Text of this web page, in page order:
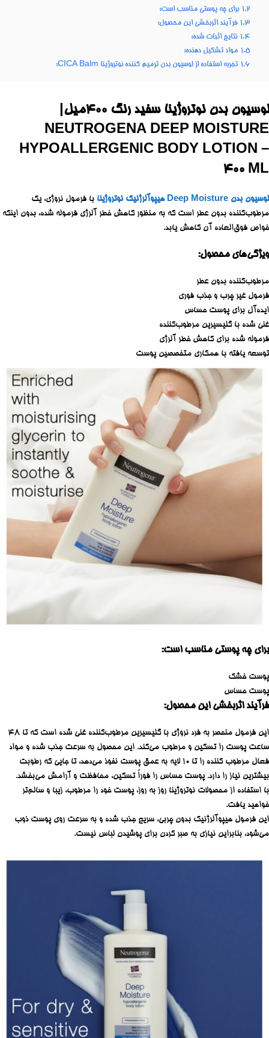
1.2 برای چه پوستی مناسب است:
1.3 فرآیند اثربخشی این محصول:
1.4 نتایج اثبات شده:
1.5 مواد تشکیل دهنده:
1.6 تجربه استفاده از لوسیون بدن ترمیم کننده نوتروژینا CICA Balm:
لوسیون بدن نوتروژینا سفید رنگ ۴۰۰میل|
NEUTROGENA DEEP MOISTURE
HYPOALLERGENIC BODY LOTION –
400 ML
لوسیون بدن Deep Moisture هیپوآلرژنیک نوتروژینا
با فرمول نروژی، یک
مرطوب‌کننده بدون عطر است که به منظور کاهش خطر آلرژی فرموله شده، بدون اینکه
خواص فوق‌العاده آن کاهش یابد.
ویژگی‌های محصول:
مرطوب‌کننده بدون عطر
فرمول غیر چرب و جذب فوری
ایده‌آل برای پوست حساس
غنی شده با گلیسیرین مرطوب‌کننده
فرموله شده برای کاهش خطر آلرژی
توسعه یافته با همکاری متخصصین پوست
برای چه پوستی مناسب است:
پوست خشک
پوست حساس
فرآیند اثربخشی این محصول:
این فرمول منحصر به فرد نروژی با گلیسیرین مرطوب‌کننده غنی شده است که تا 48
ساعت پوست را تسکین و مرطوب می‌کند. این محصول به سرعت جذب شده و مواد
فعال مرطوب کننده را تا 10 لایه به عمق پوست نفوذ می‌دهد، تا جایی که رطوبت
بیشترین نیاز را دارد. پوست حساس را فوراً تسکین، محافظت و آرامش می‌بخشد.
با استفاده از محصولات نوتروژینا روز به روز، پوست خود را مرطوب، زیبا و سالم‌تر
خواهید یافت.
این فرمول هیپوآلرژنیک بدون چربی، سریع جذب شده و به سرعت روی پوست ذوب
می‌شود، بنابراین نیازی به صبر کردن برای پوشیدن لباس نیست.